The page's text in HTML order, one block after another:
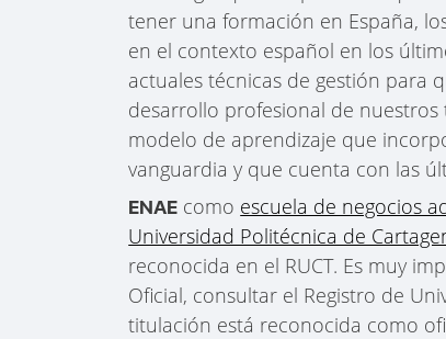
tener una formación en España,
en el contexto español en los
actuales técnicas de gestión para
desarrollo profesional de nuestros
modelo de aprendizaje que
vanguardia y que cuenta con las
ENAE como escuela de negocios
Universidad Politécnica de
reconocida en el RUCT. Es muy
Oficial, consultar el Registro de
titulación está reconocida como